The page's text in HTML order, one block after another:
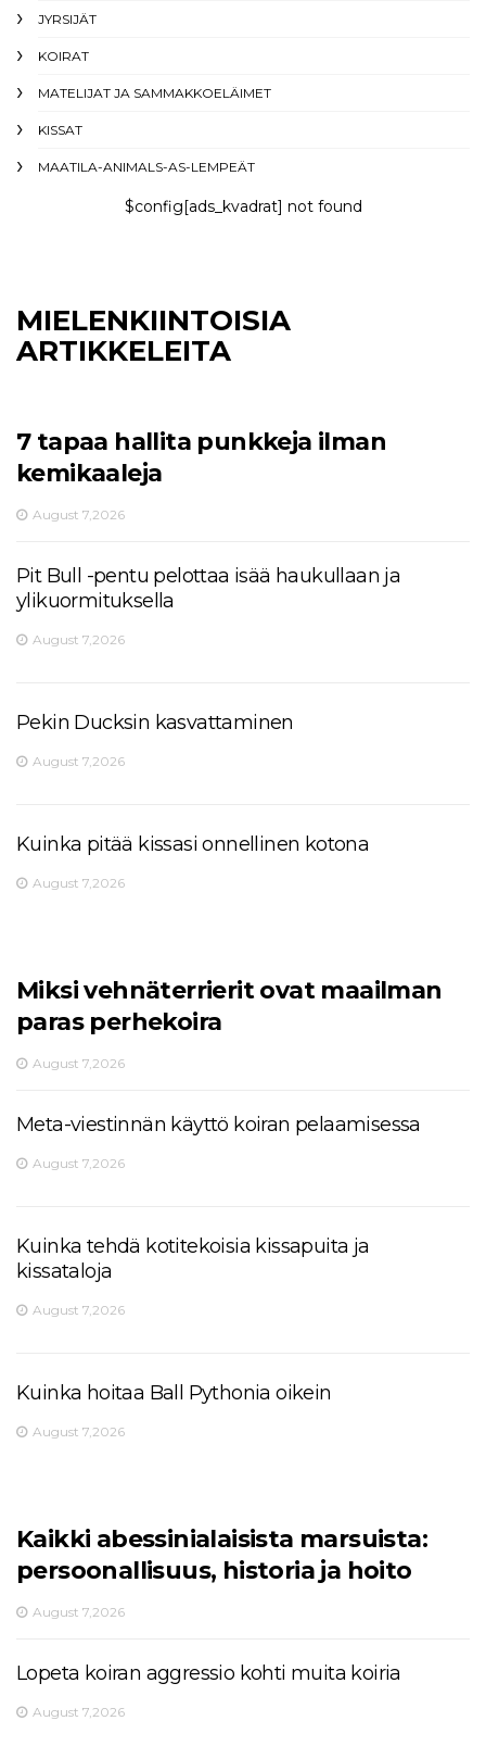
JYRSIJÄT
KOIRAT
MATELIJAT JA SAMMAKKOELÄIMET
KISSAT
MAATILA-ANIMALS-AS-LEMPEÄT
$config[ads_kvadrat] not found
MIELENKIINTOISIA
ARTIKKELEITA
7 tapaa hallita punkkeja ilman
kemikaaleja
August 7,2026
Pit Bull -pentu pelottaa isää haukullaan ja
ylikuormituksella
August 7,2026
Pekin Ducksin kasvattaminen
August 7,2026
Kuinka pitää kissasi onnellinen kotona
August 7,2026
Miksi vehnäterrierit ovat maailman
paras perhekoira
August 7,2026
Meta-viestinnän käyttö koiran pelaamisessa
August 7,2026
Kuinka tehdä kotitekoisia kissapuita ja
kissataloja
August 7,2026
Kuinka hoitaa Ball Pythonia oikein
August 7,2026
Kaikki abessinialaisista marsuista:
persoonallisuus, historia ja hoito
August 7,2026
Lopeta koiran aggressio kohti muita koiria
August 7,2026